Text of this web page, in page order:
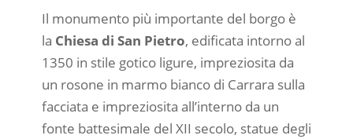
Il monumento più importante del borgo è
la Chiesa di San Pietro, edificata intorno al
1350 in stile gotico ligure, impreziosita da
un rosone in marmo bianco di Carrara sulla
facciata e impreziosita all’interno da un
fonte battesimale del XII secolo, statue degli